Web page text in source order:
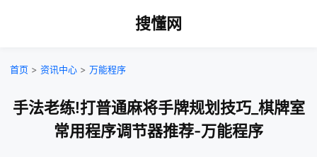
搜懂网
首页 > 资讯中心 > 万能程序
手法老练!打普通麻将手牌规划技巧_棋牌室
常用程序调节器推荐-万能程序